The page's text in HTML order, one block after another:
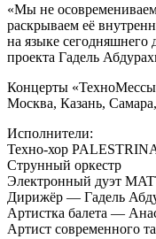
«Мы не
раскрываем её
на языке
проекта Гадель
Концерты
Москва, Казань,
Исполнители:
Техно-хор
Струнный оркестр
Электронный дуэт
Дирижёр — Гадель
Артистка балета —
Артист современного